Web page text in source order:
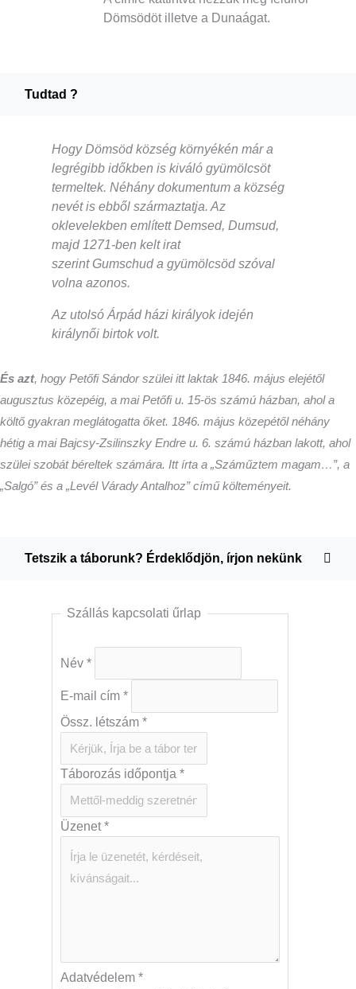
Dömsödöt illetve a Dunaágat.
Tudtad ?
HogyDömsöd község környékén már a
legrégibb időkben is kiváló gyümölcsöt
termeltek. Néhány dokumentum a község
nevét is ebből származtatja. Az
oklevelekben említettDemsed, Dumsud,
majd 1271-ben kelt irat
szerint Gumschuda gyümölcsöd szóval
volna azonos.
Az utolsó Árpád házi királyok idején
királynői birtok volt.
És azt, hogy Petőfi Sándor szülei itt laktak 1846. május elejétől
augusztus közepéig, a mai Petőfi u. 15-ös számú házban, ahol a
költő gyakran meglátogatta őket. 1846. május közepétől néhány
hétig a mai Bajcsy-Zsilinszky Endre u. 6. számú házban lakott, ahol
szülei szobát béreltek számára. Itt írta a „Száműztem magam…”, a
„Salgó” és a „Levél Várady Antalhoz” című költeményeit.
Tetszik a táborunk? Érdeklődjön, írjon nekünk
Szállás kapcsolati űrlap
Név *
E-mail cím *
Össz. létszám *
Táborozás időpontja *
Üzenet*
Adatvédelem *